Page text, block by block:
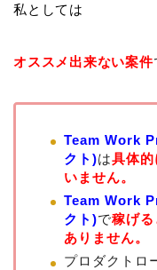
私としては
オススメ出来ない案件
Team Work
クト)は具体
いません。
Team Work
クト)で稼げ
ありません。
プロダクトロ